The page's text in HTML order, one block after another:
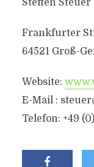
Steffen Steuer
Frankfurter
64521 Groß-
Website:
E-Mail :
Telefon: +49